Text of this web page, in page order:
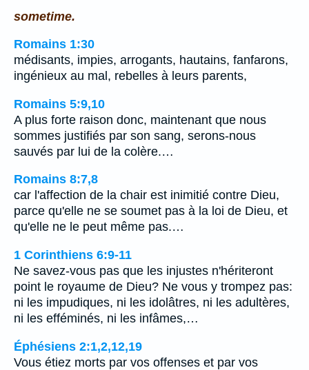
sometime.
Romains 1:30
médisants, impies, arrogants, hautains, fanfarons,
ingénieux au mal, rebelles à leurs parents,
Romains 5:9,10
A plus forte raison donc, maintenant que nous
sommes justifiés par son sang, serons-nous
sauvés par lui de la colère.…
Romains 8:7,8
car l'affection de la chair est inimitié contre Dieu,
parce qu'elle ne se soumet pas à la loi de Dieu, et
qu'elle ne le peut même pas.…
1 Corinthiens 6:9-11
Ne savez-vous pas que les injustes n'hériteront
point le royaume de Dieu? Ne vous y trompez pas:
ni les impudiques, ni les idolâtres, ni les adultères,
ni les efféminés, ni les infâmes,…
Éphésiens 2:1,2,12,19
Vous étiez morts par vos offenses et par vos